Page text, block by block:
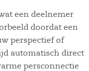
een deelnemer
doordat een
perspectief of
automatisch direct
persconnectie